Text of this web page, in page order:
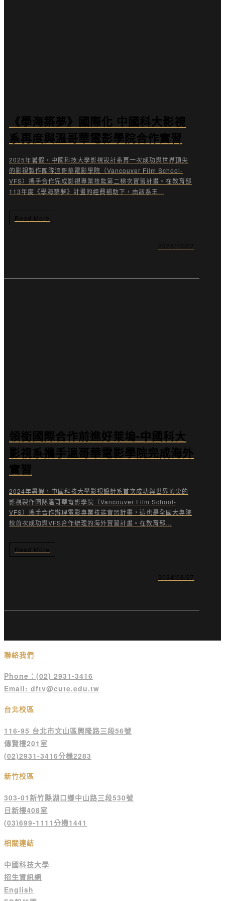
《學海築夢》國際化 中國科大影視
系再度與溫哥華電影學院合作實習
2025年暑假，中國科技大學影視設計系再一次成功與世界頂尖
的影視製作團隊溫哥華電影學院（Vancouver Film School-
VFS）攜手合作完成影視專業技能第二梯次實習計畫。在教育部
113年度《學海築夢》計畫的經費補助下，由該系王...
Read More
2025/10/07
領銜國際合作前進好萊塢-中國科大
影視系攜手溫哥華電影學院完成海外
實習
2024年暑假，中國科技大學影視設計系首次成功與世界頂尖的
影視製作團隊溫哥華電影學院（Vancouver Film School-
VFS）攜手合作辦理電影專業技能實習計畫，這也是全國大專院
校首次成功與VFS合作辦理的海外實習計畫。在教育部...
Read More
2024/08/27
聯絡我們
Phone：(02) 2931-3416
Email: dftv@cute.edu.tw
台北校區
116-95 台北市文山區興隆路三段56號
傳賢樓201室
(02)2931-3416分機2283
新竹校區
303-01新竹縣湖口鄉中山路三段530號
日新樓408室
(03)699-1111分機1441
相關連結
中國科技大學
招生資訊網
English